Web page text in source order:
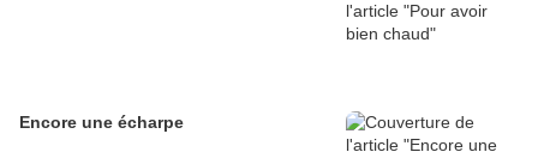
Encore une écharpe